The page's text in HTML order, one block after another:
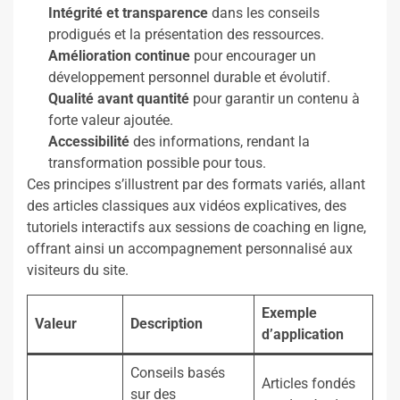
Intégrité et transparence dans les conseils
prodigués et la présentation des ressources.
Amélioration continue pour encourager un
développement personnel durable et évolutif.
Qualité avant quantité pour garantir un contenu à
forte valeur ajoutée.
Accessibilité des informations, rendant la
transformation possible pour tous.
Ces principes s’illustrent par des formats variés, allant
des articles classiques aux vidéos explicatives, des
tutoriels interactifs aux sessions de coaching en ligne,
offrant ainsi un accompagnement personnalisé aux
visiteurs du site.
Valeur Description
Exemple
d’application
Conseils basés
sur des
Articles fondés